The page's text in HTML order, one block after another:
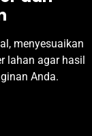
menyesuaikan
lahan agar hasil
Anda.